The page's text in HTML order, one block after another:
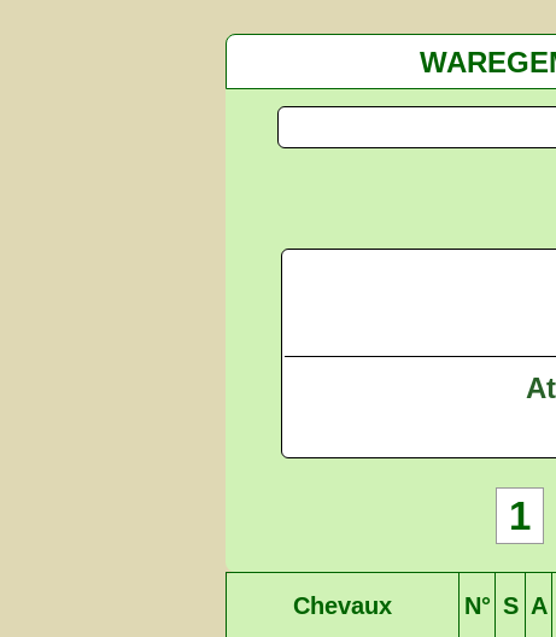
1
Chevaux N° S A